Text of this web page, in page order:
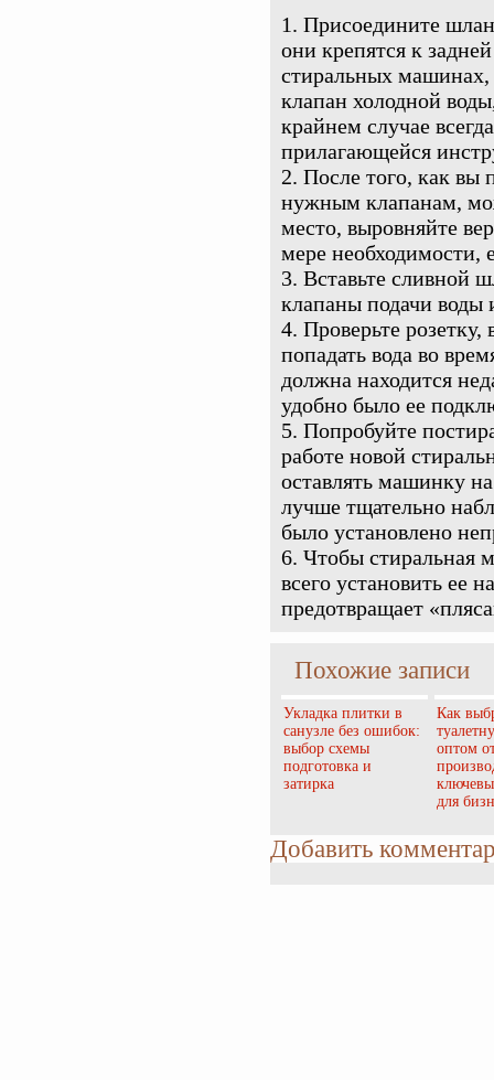
Присоедините
они крепятся к
стиральных
клапан холодной
крайнем случае
прилагающейся
После того, как вы
нужным клапанам,
место, выровняйте
мере необходимости,
Вставьте сливной
клапаны подачи воды
Проверьте
попадать вода во
должна находится
удобно было ее
Попробуйте
работе новой
оставлять машинку
лучше тщательно
было установлено
Чтобы стиральная
всего установить ее
предотвращает
Похожие записи
Укладка плитки в
санузле без ошибок:
выбор схемы
подготовка и
затирка
Как
оптом
для
Добавить